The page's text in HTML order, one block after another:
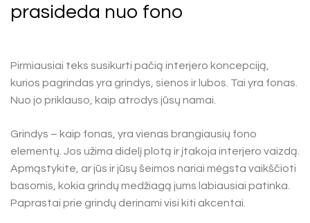
prasideda nuo fono
Pirmiausiai teks susikurti pačią interjero koncepciją,
kurios pagrindas yra grindys, sienos ir lubos. Tai yra fonas.
Nuo jo priklauso, kaip atrodys jūsų namai.
Grindys – kaip fonas, yra vienas brangiausių fono
elementų. Jos užima didelį plotą ir įtakoja interjero vaizdą.
Apmąstykite, ar jūs ir jūsų šeimos nariai mėgsta vaikščioti
basomis, kokia grindų medžiagą jums labiausiai patinka.
Paprastai prie grindų derinami visi kiti akcentai.